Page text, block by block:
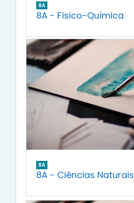
8A
8A - Físico-Química
8A
8A - Ciências Naturais